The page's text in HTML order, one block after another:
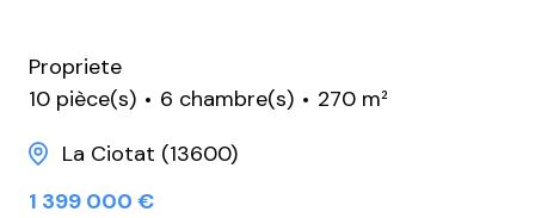
Propriete
10 pièce(s)
6 chambre(s)
270 m²
La Ciotat (13600)
1 399 000 €